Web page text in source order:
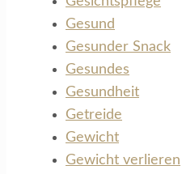
Gesund
Gesunder Snack
Gesundes
Gesundheit
Getreide
Gewicht
Gewicht verlieren